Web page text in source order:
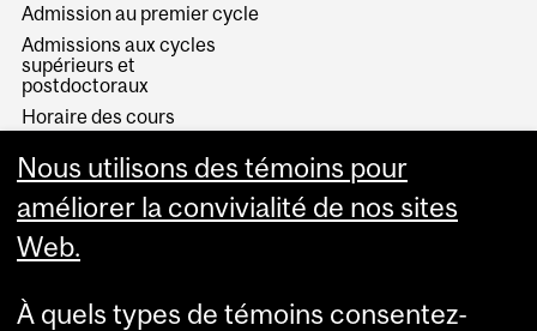
Admission au premier cycle
Admissions aux cycles
supérieurs et
postdoctoraux
Horaire des cours
Services aux étudiants
Nous utilisons des témoins pour
améliorer la convivialité de nos sites
Web.
À quels types de témoins consentez-